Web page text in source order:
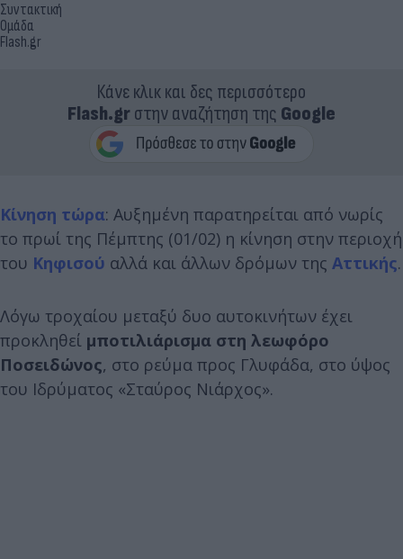
Συντακτική
Ομάδα
Flash.gr
Κάνε κλικ και δες περισσότερο
Flash.grστην αναζήτηση της Google
Κίνηση τώρα: Αυξημένη παρατηρείται από νωρίς
το πρωί της Πέμπτης (01/02) η κίνηση στην περιοχή
του Κηφισού αλλά και άλλων δρόμων της Αττικής.
Λόγω τροχαίου μεταξύ δυο αυτοκινήτων έχει
προκληθεί μποτιλιάρισμα στη λεωφόρο
Ποσειδώνος, στο ρεύμα προς Γλυφάδα, στο ύψος
του Ιδρύματος «Σταύρος Νιάρχος».